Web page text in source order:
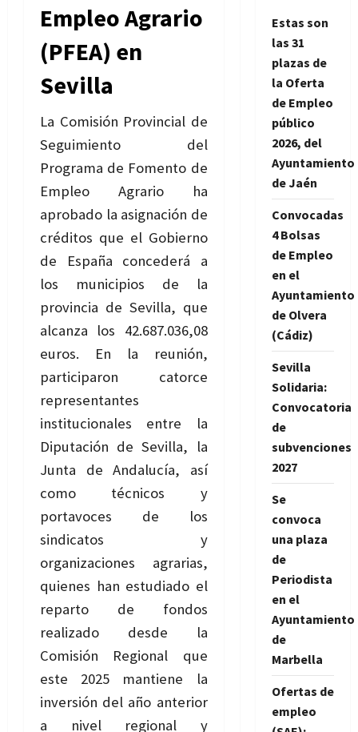
Empleo Agrario
(PFEA) en
Sevilla
La Comisión Provincial de
Seguimiento del
Programa de Fomento de
Empleo Agrario ha
aprobado la asignación de
créditos que el Gobierno
de España concederá a
los municipios de la
provincia de Sevilla, que
alcanza los 42.687.036,08
euros. En la reunión,
participaron catorce
representantes
institucionales entre la
Diputación de Sevilla, la
Junta de Andalucía, así
como técnicos y
portavoces de los
sindicatos y
organizaciones agrarias,
quienes han estudiado el
reparto de fondos
realizado desde la
Comisión Regional que
este 2025 mantiene la
inversión del año anterior
a nivel regional y
Estas son
las 31
plazas de
la Oferta
de Empleo
público
2026, del
Ayuntamiento
de Jaén
Convocadas
4 Bolsas
de Empleo
en el
Ayuntamiento
de Olvera
(Cádiz)
Sevilla
Solidaria:
Convocatoria
de
subvenciones
2027
Se
convoca
una plaza
de
Periodista
en el
Ayuntamiento
de
Marbella
Ofertas de
empleo